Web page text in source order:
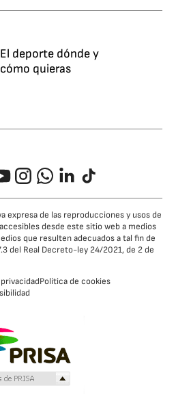
El deporte dónde y
cómo quieras
InstagramWhatsappLinkedIn
TikTok
expresa de las reproducciones y usos de
desde este sitio web a medios
que resulten adecuados a tal fin de
del Real Decreto-ley 24/2021, de 2 de
Política de cookies